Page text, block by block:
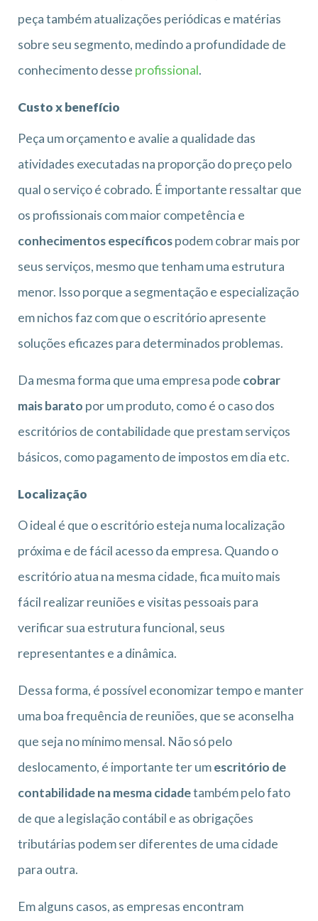
peça também atualizações periódicas e matérias
sobre seu segmento, medindo a profundidade de
conhecimento desse profissional.
Custo x benefício
Peça um orçamento e avalie a qualidade das
atividades executadas na proporção do preço pelo
qual o serviço é cobrado. É importante ressaltar que
os profissionais com maior competência e
conhecimentos específicospodem cobrar mais por
seus serviços, mesmo que tenham uma estrutura
menor. Isso porque a segmentação e especialização
em nichos faz com que o escritório apresente
soluções eficazes para determinados problemas.
Da mesma forma que uma empresa pode cobrar
mais barato por um produto, como é o caso dos
escritórios de contabilidade que prestam serviços
básicos, como pagamento de impostos em dia etc.
Localização
O ideal é que o escritório esteja numa localização
próxima e de fácil acesso da empresa. Quando o
escritório atua na mesma cidade, fica muito mais
fácil realizar reuniões e visitas pessoais para
verificar sua estrutura funcional, seus
representantes e a dinâmica.
Dessa forma, é possível economizar tempo e manter
uma boa frequência de reuniões, que se aconselha
que seja no mínimo mensal. Não só pelo
deslocamento, é importante ter umescritório de
contabilidade na mesma cidadetambém pelo fato
de que a legislação contábil e as obrigações
tributárias podem ser diferentes de uma cidade
para outra.
Em alguns casos, as empresas encontram